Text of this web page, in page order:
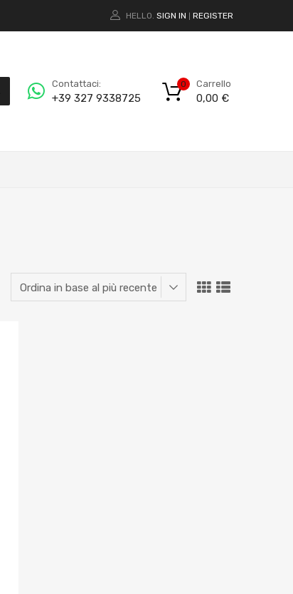
HELLO. SIGN IN REGISTER
Contattaci:
+39 327 9338725
Carrello
0,00 €
0